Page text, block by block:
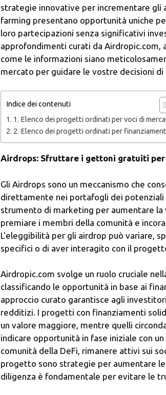
strategie innovative per incrementare gli
farming presentano opportunità uniche
loro partecipazioni senza significativi
approfondimenti curati da
come le informazioni siano
mercato per guidare le vostre decisioni di
Indice dei contenuti
1. Elenco dei progetti ordinati per voci di
2. Elenco dei progetti ordinati per
Airdrops: Sfruttare i gettoni gratuiti
Gli Airdrops sono un meccanismo che
direttamente nei portafogli dei potenziali
strumento di marketing per aumentare
premiare i membri della comunità e
L'eleggibilità per gli airdrop può variare,
specifici o di aver interagito con il
Airdropic.com svolge un ruolo cruciale
classificando le opportunità in base ai
approccio curato garantisce agli
redditizi. I progetti con finanziamenti
un valore maggiore, mentre quelli
indicare opportunità in fase iniziale con
comunità della DeFi, rimanere attivi sui
progetto sono strategie per aumentare
diligenza è fondamentale per evitare le